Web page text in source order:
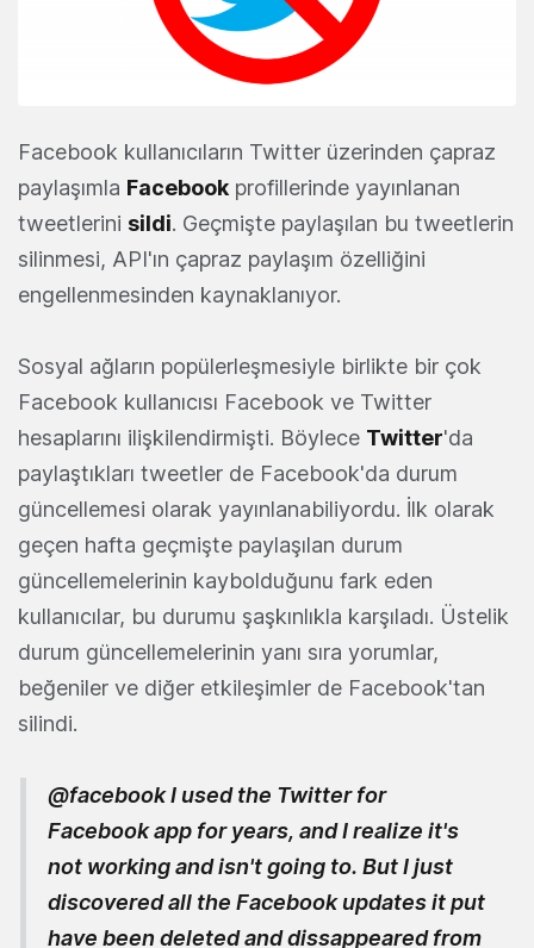
Facebook kullanıcıların Twitter üzerinden çapraz
paylaşımla Facebook profillerinde yayınlanan
tweetlerini sildi. Geçmişte paylaşılan bu tweetlerin
silinmesi, API'ın çapraz paylaşım özelliğini
engellenmesinden kaynaklanıyor.
Sosyal ağların popülerleşmesiyle birlikte bir çok
Facebook kullanıcısı Facebook ve Twitter
hesaplarını ilişkilendirmişti. Böylece Twitter'da
paylaştıkları tweetler de Facebook'da durum
güncellemesi olarak yayınlanabiliyordu. İlk olarak
geçen hafta geçmişte paylaşılan durum
güncellemelerinin kaybolduğunu fark eden
kullanıcılar, bu durumu şaşkınlıkla karşıladı. Üstelik
durum güncellemelerinin yanı sıra yorumlar,
beğeniler ve diğer etkileşimler de Facebook'tan
silindi.
@facebookI used the Twitter for
Facebook app for years, and I realize it's
not working and isn't going to. But I just
discovered all the Facebook updates it put
have been deleted and dissappeared from